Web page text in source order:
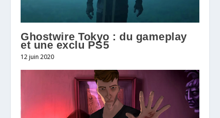
Ghostwire Tokyo : du gameplay
et une exclu PS5
12 juin 2020